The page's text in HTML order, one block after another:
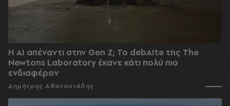
Η AI απέναντι στην Gen Z; Το debAIte της The
Newtons Laboratory έκανε κάτι πολύ πιο
ενδιαφέρον
Δημήτρης Αθανασιάδης